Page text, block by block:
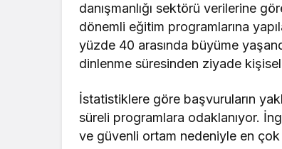
danışmanlığı sektörü verilerine
dönemli eğitim programlarına
yüzde 40 arasında büyüme
dinlenme süresinden ziyade kişisel
İstatistiklere göre başvuruların
süreli programlara odaklanıyor.
ve güvenli ortam nedeniyle en çok